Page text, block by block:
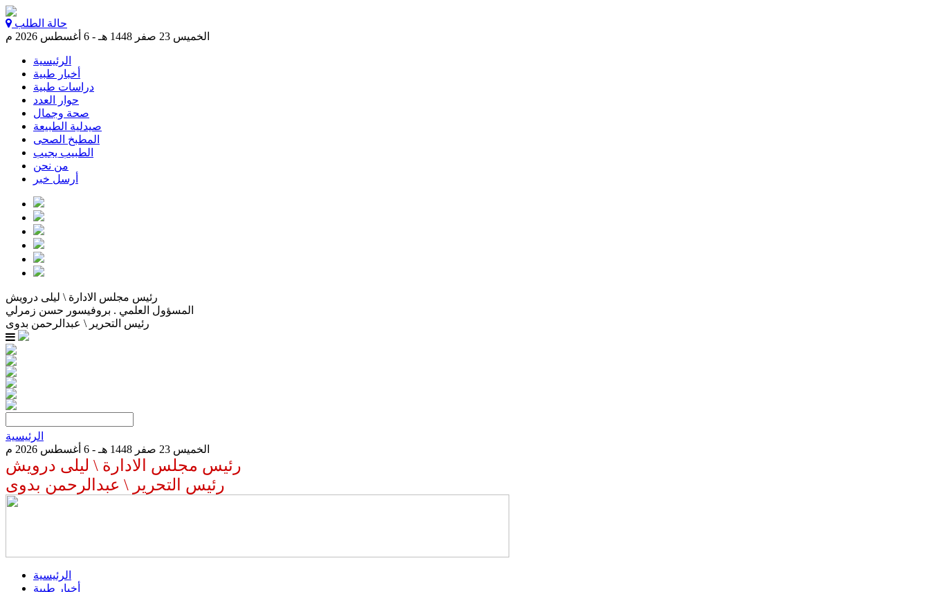
حالة الطلب
الخميس 23 صفر 1448 هـ - 6 أغسطس 2026 م
الرئيسية
أخبار طبية
دراسات طبية
حوار العدد
صحة وجمال
صيدلية الطبيعة
المطبخ الصحى
الطبيب يجيب
من نحن
أرسل خبر
رئيس مجلس الادارة \ ليلى درويش
المسؤول العلمي . بروفيسور حسن زمرلي
رئيس التحرير \ عبدالرحمن بدوى
الرئيسية
الخميس 23 صفر 1448 هـ - 6 أغسطس 2026 م
رئيس مجلس الادارة \ ليلى درويش
رئيس التحرير \ عبدالرحمن بدوى
الرئيسية
أخبار طبية